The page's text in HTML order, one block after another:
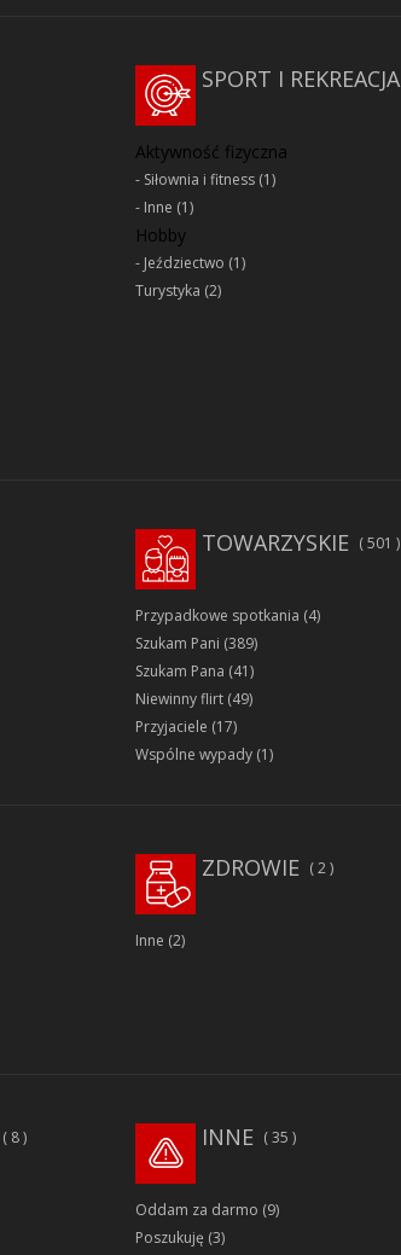
SPORT I REKREACJA
Aktywność fizyczna
Siłownia i fitness(1)
Inne (1)
Hobby
Jeździectwo (1)
Turystyka (2)
TOWARZYSKIE 501
Przypadkowe spotkania (4)
Szukam Pani (389)
Szukam Pana (41)
Niewinny flirt(49)
Przyjaciele (17)
Wspólne wypady(1)
ZDROWIE 2
Inne (2)
8 35
INNE
Oddam za darmo (9)
Poszukuję (3)